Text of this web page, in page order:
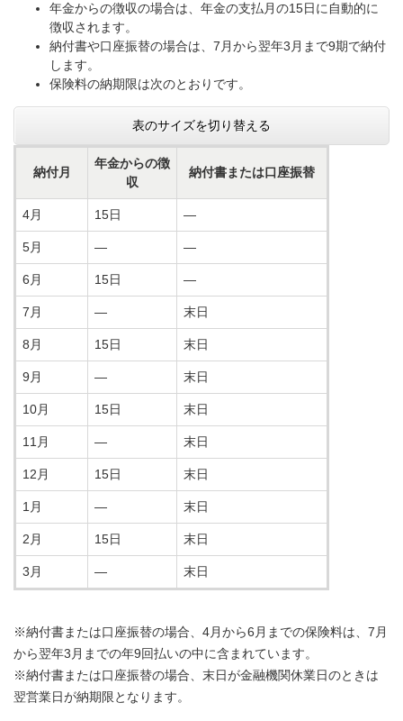
年金からの徴収の場合は、年金の支払月の15日に自動的に
徴収されます。
納付書や口座振替の場合は、7月から翌年3月まで9期で納付
します。
保険料の納期限は次のとおりです。
表のサイズを切り替える
納付月
年金からの徴
収
納付書または口座振替
4月 15日 ―
5月 ― ―
6月 15日 ―
7月 ― 末日
8月 15日 末日
9月 ― 末日
10月 15日 末日
11月 ― 末日
12月 15日 末日
1月 ― 末日
2月 15日 末日
3月 ― 末日
※納付書または口座振替の場合、4月から6月までの保険料は、7月
から翌年3月までの年9回払いの中に含まれています。
※納付書または口座振替の場合、末日が金融機関休業日のときは
翌営業日が納期限となります。